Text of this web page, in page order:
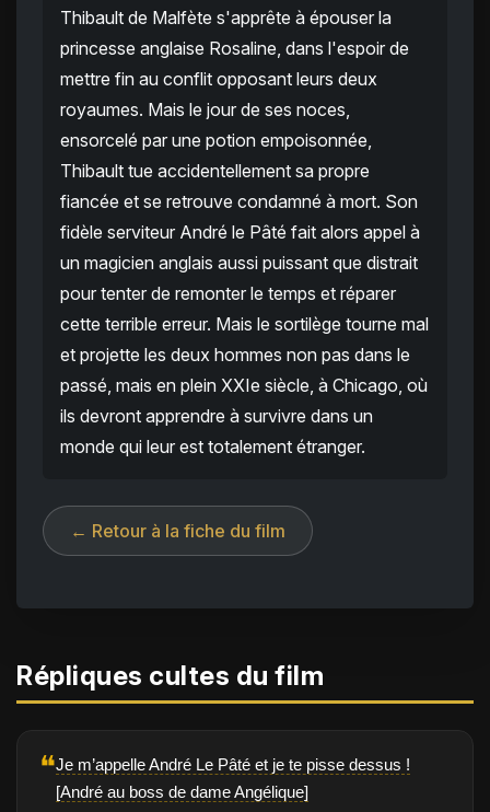
Thibault de Malfète s'apprête à épouser la
princesse anglaise Rosaline, dans l'espoir de
mettre fin au conflit opposant leurs deux
royaumes. Mais le jour de ses noces,
ensorcelé par une potion empoisonnée,
Thibault tue accidentellement sa propre
fiancée et se retrouve condamné à mort. Son
fidèle serviteur André le Pâté fait alors appel à
un magicien anglais aussi puissant que distrait
pour tenter de remonter le temps et réparer
cette terrible erreur. Mais le sortilège tourne mal
et projette les deux hommes non pas dans le
passé, mais en plein XXIe siècle, à Chicago, où
ils devront apprendre à survivre dans un
monde qui leur est totalement étranger.
← Retour à la fiche du film
Répliques cultes du film
❝Je m’appelle André Le Pâté et je te pisse dessus !
[André au boss de dame Angélique]